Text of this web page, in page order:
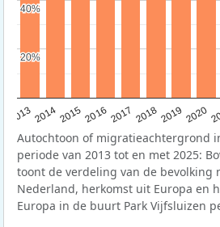
20132014201520162017 20182019 2020
20%
20%
40%
40%
Autochtoon of migratieachtergrond
periode van 2013 tot en met 2025:
toont de verdeling van de bevolking
Nederland, herkomst uit Europa en
Europa in de buurt Park Vijfsluizen